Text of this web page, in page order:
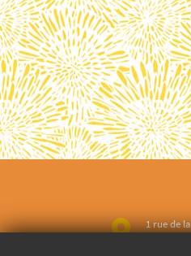
1 rue de